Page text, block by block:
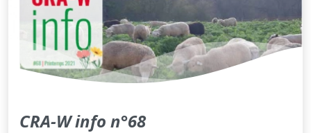
CRA-W info n°68